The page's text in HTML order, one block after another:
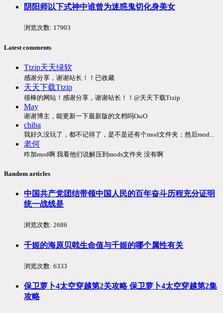
阴阳师以下式神中谁曾为迷惑鬼切化身美女
浏览次数: 17903
Latest comments
Ttzip天天绿软
感谢分享，谢谢站长！！已收藏
天天下载Ttzip
很棒的网站！感谢分享，谢谢站长！！@天天下载Ttzip
May
谢谢博主，能更新一下最新版的文档吗OωO
chiba
我好久没玩了，都不记得了，是不是还有个mod文件夹；然后mod...
老何
咋加mod啊 我看他们说解压到mods文件夹 没有啊
Random articles
中国共产党团结带领中国人民的百年奋斗历程充分证明
统一战线是
浏览次数: 2686
千姬的海原贝戟生命值与千姬的哪个属性有关
浏览次数: 6333
保卫萝卜4太空穿越第2关攻略 保卫萝卜4太空穿越第2集
攻略